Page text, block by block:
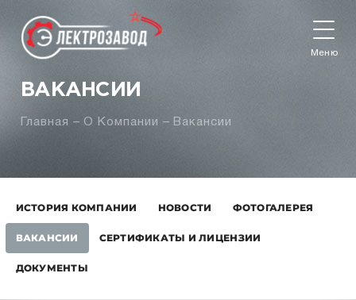
ИСТОРИЯ КОМПАНИИ НОВОСТИ ФОТОГАЛЕРЕЯ
ВАКАНСИИ СЕРТИФИКАТЫ И ЛИЦЕНЗИИ
ДОКУМЕНТЫ
Меню
ВАКАНСИИ
Главная О Компании Вакансии